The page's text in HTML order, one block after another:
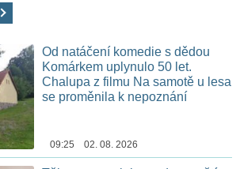
Od natáčení komedie s dědou
Komárkem uplynulo 50 let.
Chalupa z filmu Na samotě u lesa
se proměnila k nepoznání
09:25 02. 08. 2026